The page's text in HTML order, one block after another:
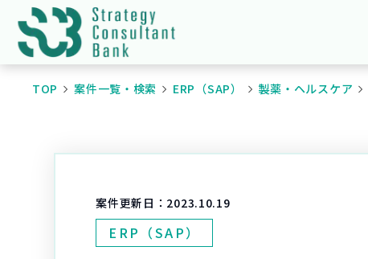
TOP 案件一覧・検索 ERP（SAP） 製薬・ヘルスケア
案件更新日： 2023.10.19
ERP（SAP）